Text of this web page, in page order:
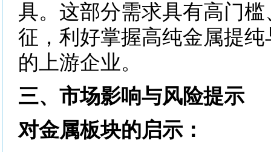
具。这部分需求具有高门
征，利好掌握高纯金属提
的上游企业。
三、市场影响与风险提示
对金属板块的启示：